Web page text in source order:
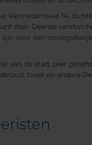
Værnedamsvej 14,
daar Deense
voor een
van de stad, zeer
toast en andere